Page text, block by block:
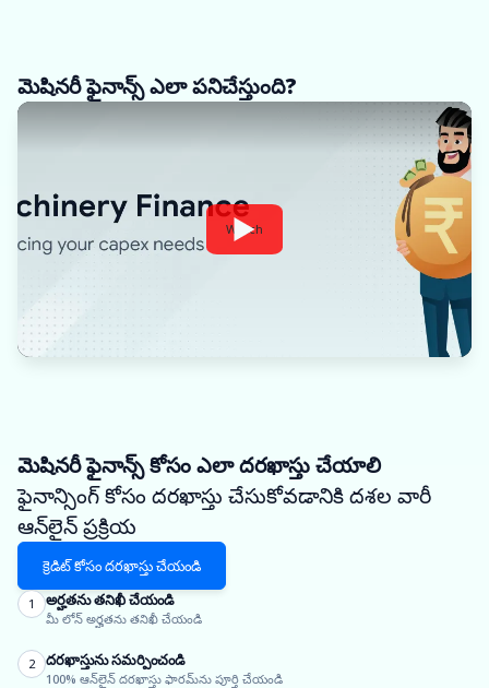
మెషినరీ ఫైనాన్స్ ఎలా పనిచేస్తుంది?
Watch
మెషినరీ ఫైనాన్స్ కోసం ఎలా దరఖాస్తు చేయాలి
ఫైనాన్సింగ్ కోసం దరఖాస్తు చేసుకోవడానికి దశల వారీ
ఆన్‌లైన్ ప్రక్రియ
క్రెడిట్ కోసం దరఖాస్తు చేయండి
1 అర్హతను తనిఖీ చేయండి
మీ లోన్ అర్హతను తనిఖీ చేయండి
2 దరఖాస్తును సమర్పించండి
100% ఆన్‌లైన్ దరఖాస్తు ఫారమ్‌ను పూర్తి చేయండి